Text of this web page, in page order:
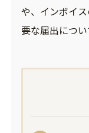
や、インボイ
要な届出につい